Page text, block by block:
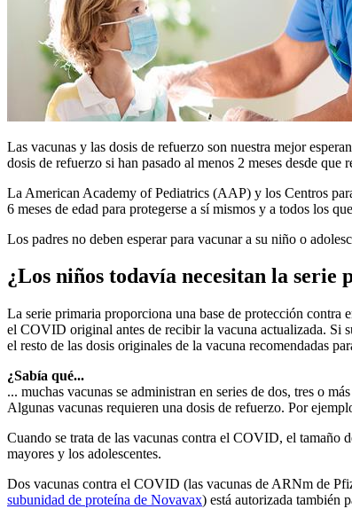
​Las vacunas y las dosis de refuerzo son nuestra mejor
dosis de refuerzo si han pasado al menos 2 meses desde
La American Academy of Pediatrics (AAP) y los Centros
6 meses de edad para protegerse a sí mismos y a todos los
Los padres no deben esperar para vacunar a su niño o
¿Los niños todavía necesitan la
La serie primaria proporciona una base de protección contra
el COVID original antes de recibir la vacuna actualizada. Si
el resto de las dosis originales de la vacuna recomendadas
¿Sabía qué...
... muchas vacunas se administran en series de dos, tres o
Algunas vacunas requieren una dosis de refuerzo. Por
Cuando se trata de las vacunas contra el COVID, el tamaño
mayores y los adolescentes.
Dos vacunas contra el COVID (las vacunas de ARNm de
subunidad de proteína de Novavax) está autorizada también